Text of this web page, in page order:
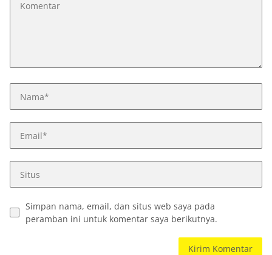
Simpan nama, email, dan situs web saya pada
peramban ini untuk komentar saya berikutnya.